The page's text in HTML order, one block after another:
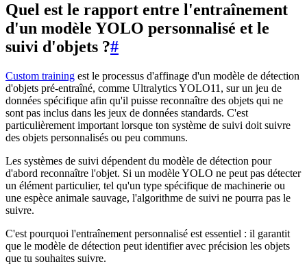
Quel est le rapport entre l'entraînement
d'un modèle YOLO personnalisé et le
suivi d'objets ?#
Custom training est le processus d'affinage d'un modèle de détection
d'objets pré-entraîné, comme Ultralytics YOLO11, sur un jeu de
données spécifique afin qu'il puisse reconnaître des objets qui ne
sont pas inclus dans les jeux de données standards. C'est
particulièrement important lorsque ton système de suivi doit suivre
des objets personnalisés ou peu communs.
Les systèmes de suivi dépendent du modèle de détection pour
d'abord reconnaître l'objet. Si un modèle YOLO ne peut pas détecter
un élément particulier, tel qu'un type spécifique de machinerie ou
une espèce animale sauvage, l'algorithme de suivi ne pourra pas le
suivre.
C'est pourquoi l'entraînement personnalisé est essentiel : il garantit
que le modèle de détection peut identifier avec précision les objets
que tu souhaites suivre.